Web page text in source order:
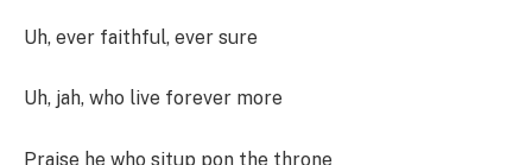
Uh, ever faithful, ever sure
Uh, jah, who live forever more
Praise he who situp pon the throne